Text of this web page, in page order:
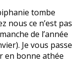
tombe
nous ce n’est pas
de l’année
Je vous passe
en bonne athée